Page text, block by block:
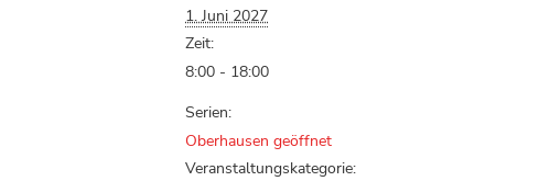
1. Juni 2027
Zeit:
8:00 - 18:00
Serien:
Oberhausen geöffnet
Veranstaltungskategorie: